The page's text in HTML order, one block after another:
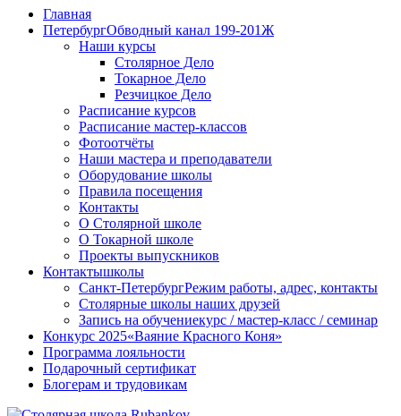
Главная
ПетербургОбводный канал 199-201Ж
Наши курсы
Столярное Дело
Токарное Дело
Резчицкое Дело
Расписание курсов
Расписание мастер-классов
Фотоотчёты
Наши мастера и преподаватели
Оборудование школы
Правила посещения
Контакты
О Столярной школе
О Токарной школе
Проекты выпускников
Контактышколы
Санкт-ПетербургРежим работы, адрес, контакты
Столярные школы наших друзей
Запись на обучениекурс / мастер-класс / семинар
Конкурс 2025«Ваяние Красного Коня»
Программа лояльности
Подарочный сертификат
Блогерам и трудовикам